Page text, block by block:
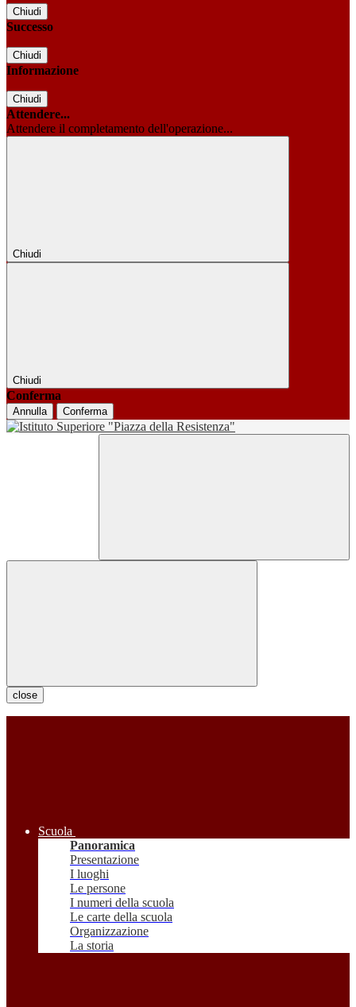
Chiudi
Successo
Chiudi
Informazione
Chiudi
Attendere...
Attendere il completamento dell'operazione...
Chiudi
Chiudi
Conferma
Annulla Conferma
close
Scuola
Panoramica
Presentazione
I luoghi
Le persone
I numeri della scuola
Le carte della scuola
Organizzazione
La storia